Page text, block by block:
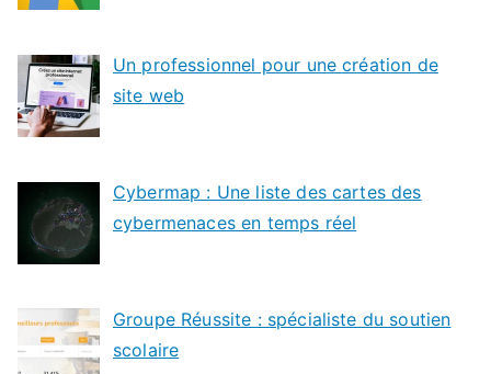
Un professionnel pour une création de
site web
Cybermap : Une liste des cartes des
cybermenaces en temps réel
Groupe Réussite : spécialiste du soutien
scolaire